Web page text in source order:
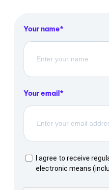
Your name
Your email
I agree to receive
electronic means